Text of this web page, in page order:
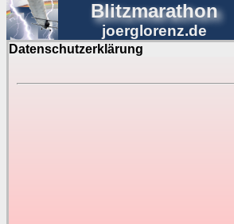
Datenschutzerklärung
Blitzmarathon
joerglorenz.de
Blitzmarathon
Luftfahrt